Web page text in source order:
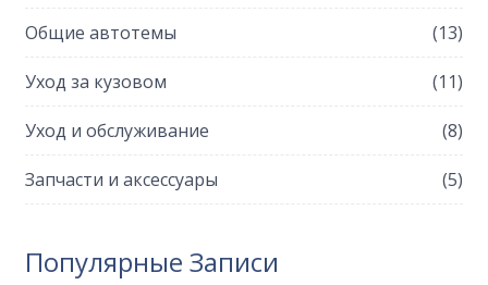
Общие автотемы (13)
Уход за кузовом (11)
Уход и обслуживание (8)
Запчасти и аксессуары (5)
Популярные Записи